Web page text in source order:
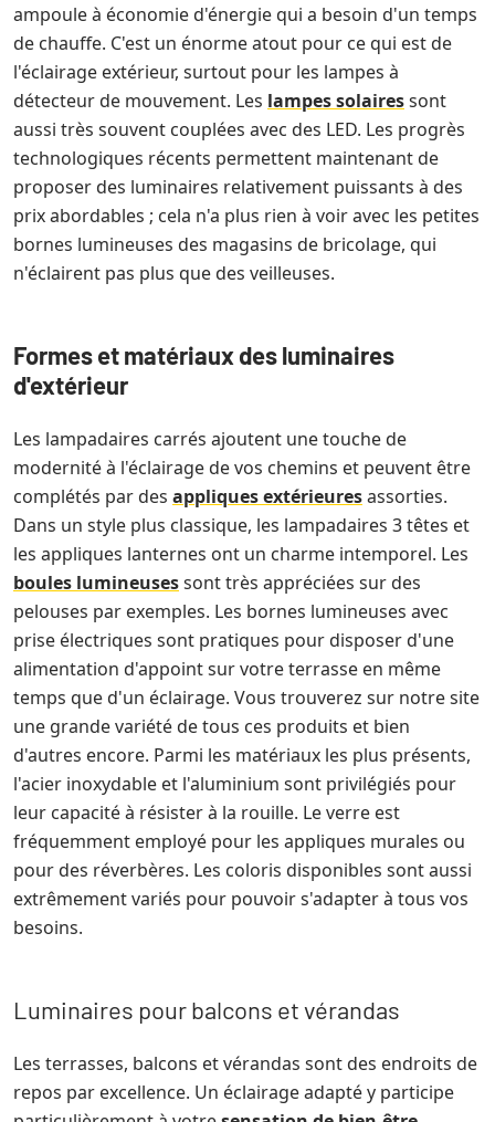
ampoule à économie d'énergie qui a besoin d'un temps
de chauffe. C'est un énorme atout pour ce qui est de
l'éclairage extérieur, surtout pour les lampes à
détecteur de mouvement. Les lampes solairessont
aussi très souvent couplées avec des LED. Les progrès
technologiques récents permettent maintenant de
proposer des luminaires relativement puissants à des
prix abordables ; cela n'a plus rien à voir avec les petites
bornes lumineuses des magasins de bricolage, qui
n'éclairent pas plus que des veilleuses.
Formes et matériaux des luminaires
d'extérieur
Les lampadaires carrés ajoutent une touche de
modernité à l'éclairage de vos chemins et peuvent être
complétés par des appliques extérieuresassorties.
Dans un style plus classique, les lampadaires 3 têtes et
les appliques lanternes ont un charme intemporel. Les
boules lumineusessont très appréciées sur des
pelouses par exemples. Les bornes lumineuses avec
prise électriques sont pratiques pour disposer d'une
alimentation d'appoint sur votre terrasse en même
temps que d'un éclairage. Vous trouverez sur notre site
une grande variété de tous ces produits et bien
d'autres encore. Parmi les matériaux les plus présents,
l'acier inoxydable et l'aluminium sont privilégiés pour
leur capacité à résister à la rouille. Le verre est
fréquemment employé pour les appliques murales ou
pour des réverbères. Les coloris disponibles sont aussi
extrêmement variés pour pouvoir s'adapter à tous vos
besoins.
Luminaires pour balcons et vérandas
Les terrasses, balcons et vérandas sont des endroits de
repos par excellence. Un éclairage adapté y participe